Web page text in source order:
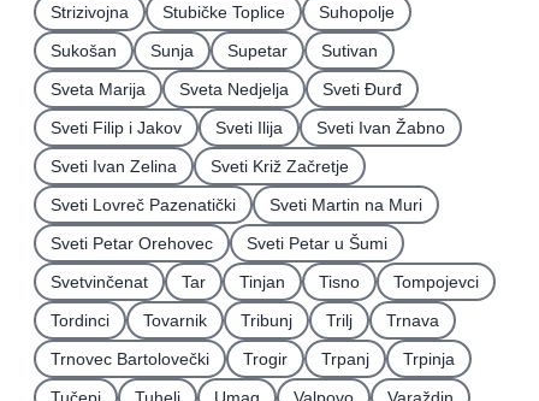
Strizivojna
Stubičke Toplice
Suhopolje
Sukošan
Sunja Supetar
Sutivan
Sveta Marija
Sveta Nedjelja
Sveti Ðurđ
Sveti Filip i Jakov
Sveti Ilija
Sveti Ivan Žabno
Sveti Ivan Zelina
Sveti Križ Začretje
Sveti Lovreč Pazenatički
Sveti Martin na Muri
Sveti Petar Orehovec
Sveti Petar u Šumi
Svetvinčenat
Tar Tinjan Tisno
Tompojevci
Tordinci
Tovarnik Tribunj Trilj
Trnava
Trnovec Bartolovečki
Trogir Trpanj
Trpinja
Tučepi
Tuhelj Umag Valpovo
Varaždin